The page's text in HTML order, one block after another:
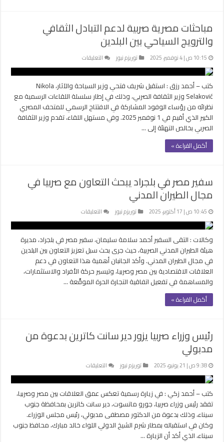
مباحثات مصرية صربية لدعم التبادل الثقافي
والترويج السياحي بين البلدين
10:15 ص | 4 نوفمبر، 2025 توريزم نيوز التعليقات
مباحثات
مصرية
صربية
لدعم
التبادل
الثقافي
كتب – أحمد رزق : استقبل شريف فتحي وزير السياحة والآثار، Nikola
Selaković وزير الثقافة الصربي، وذلك في إطار سلسلة اللقاءات الرسمية مع
نظرائه من رؤساء الوفود المشاركة في الافتتاح الرسمي للمتحف المصري
الكبير الذي أقيم في 1 نوفمبر 2025. وفي مستهل اللقاء، تقدم وزير الثقافة
الصربي بخالص التهنئة إلى …
أكمل القراءة »
سفير مصر في بلجراد يبحث التعاون مع صربيا في
مجال الطيران المدني
10:45 ص | 17 أكتوبر، 2025 توريزم نيوز التعليقات
سفير
مصر
في
بلجراد
يبحث
التعاون
مع
مغلقة
وكالات : التقى السفير أحمد سلامة سليمان، سفير مصر في بلجراد، مديرة
هيئة الطيران المدني الصربية، حيث جرى بحث سبل تعزيز التعاون بين البلدين
في مجال الطيران المدني. وأكد الجانبان أهمية هذا التعاون في دعم
العلاقات الاقتصادية بين مصر وصربيا، وتيسير حركة الأفراد والاستثمارات،
والمساهمة في تفعيل اتفاقية التجارة الحرة الموقَّعة …
أكمل القراءة »
رئيس وزراء صربيا يزور دير سانت كاترين بدعوة من
مدبولي
9:38 ص | 21 يونيو، 2025 توريزم نيوز التعليقات
رئيس
وزراء
صربيا
يزور
دير
سانت
كتب – أحمد زكي : في زيارة رسمية تعكس عمق العلاقات بين مصر وصربيا،
تفقد رئيس وزراء صربيا، جورو ماتسوت، دير سانت كاترين بمحافظة جنوب
سيناء، وذلك بدعوة من الدكتور مصطفى مدبولي، رئيس مجلس الوزراء.
وكان في استقباله بمطار شرم الشيخ الدولي اللواء خالد مبارك، محافظ جنوب
سيناء، الذي أكد أن الزيارة …